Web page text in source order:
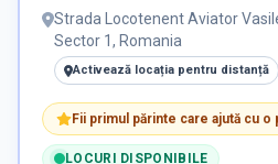
Strada Locotenent Aviator
Sector 1, Romania
Activează locația pentru distanță
Fii primul părinte care ajută cu o
LOCURI DISPONIBILE